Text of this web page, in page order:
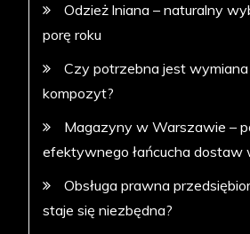
Odzież lniana – naturalny
porę roku
Czy potrzebna jest
kompozyt?
Magazyny w Warszawie –
efektywnego łańcucha dostaw
Obsługa prawna
staje się niezbędna?